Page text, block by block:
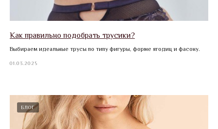
Как правильно подобрать трусики?
Выбираем идеальные трусы по типу фигуры, форме ягодиц и фасону.
01.03.2025
БЛОГ